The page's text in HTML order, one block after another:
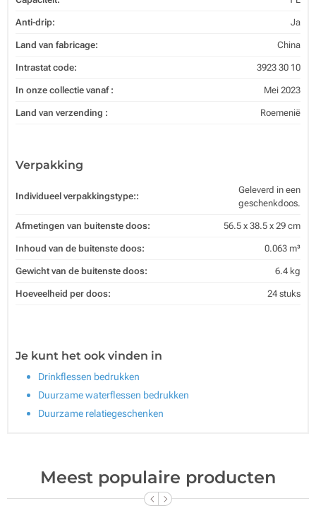
Anti-drip: Ja
Land van fabricage: China
Intrastat code: 3923 30 10
In onze collectie vanaf : Mei 2023
Land van verzending : Roemenië
Verpakking
Individueel verpakkingstype::
Geleverd in een
geschenkdoos.
Afmetingen van buitenste doos: 56.5 x 38.5 x 29 cm
Inhoud van de buitenste doos: 0.063 m³
Gewicht van de buitenste doos: 6.4 kg
Hoeveelheid per doos: 24 stuks
Je kunt het ook vinden in
Drinkflessen bedrukken
Duurzame waterflessen bedrukken
Duurzame relatiegeschenken
Meest populaire producten